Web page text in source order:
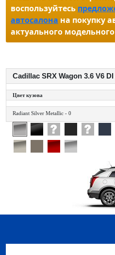
воспользуйтесь
автосалона на покупку
актуального
Cadillac SRX Wagon 3.6 V6 DI
Цвет кузова
Radiant Silver Metallic - 0